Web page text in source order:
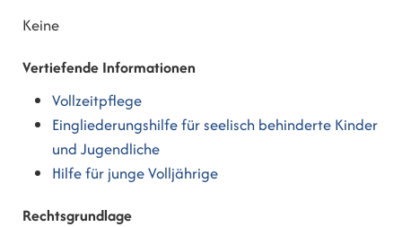
Keine
Vertiefende Informationen
Vollzeitpflege
Eingliederungshilfe für seelisch behinderte Kinder
und Jugendliche
Hilfe für junge Volljährige
Rechtsgrundlage